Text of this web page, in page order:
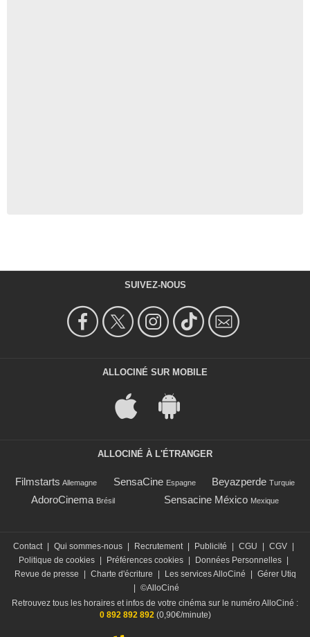
SUIVEZ-NOUS
ALLOCINÉ SUR MOBILE
ALLOCINÉ À L'ÉTRANGER
Filmstarts Allemagne SensaCine Espagne Beyazperde Turquie
AdoroCinema Brésil Sensacine México Mexique
Contact Qui sommes-nous Recrutement Publicité CGU CGV
Politique de cookies
Préférences cookies Données Personnelles
Revue de presse
Charte d'écriture Les services AlloCiné
Gérer Utiq
©AlloCiné
Retrouvez tous les horaires et infos de votre cinéma sur le numéro AlloCiné :
0 892 892 892(0,90€/minute)